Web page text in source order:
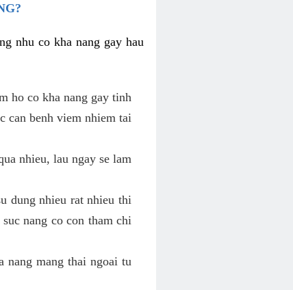
nhu co kha nang gay hau
ho co kha nang gay tinh
can benh viem nhiem tai
nhieu, lau ngay se lam
dung nhieu rat nhieu thi
nang co con tham chi
nang mang thai ngoai tu